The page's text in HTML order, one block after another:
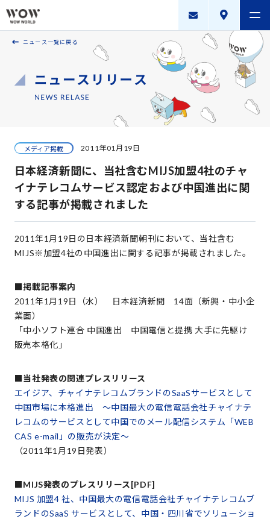
会社案内
採用案内
WOW WORLD GROUP
サイトマップ
ニュース一覧に戻る
メディア掲載 2011年01月19日
日本経済新聞に、当社含むMIJS加盟4社のチャ
イナテレコムサービス認定および中国進出に関
する記事が掲載されました
2011年1月19日の日本経済新聞朝刊において、当社含む
MIJS※加盟4社の中国進出に関する記事が掲載されました。
■掲載記事案内
2011年1月19日（水） 日本経済新聞 14面（新興・中小企
業面）
「中小ソフト連合 中国進出 中国電信と提携 大手に先駆け
販売本格化」
■当社発表の関連プレスリリース
エイジア、チャイナテレコムブランドのSaaSサービスとして
中国市場に本格進出 ～中国最大の電信電話会社チャイナテ
レコムのサービスとして中国でのメール配信システム「WEB
CAS e-mail」の販売が決定～
（2011年1月19日発表）
■MIJS発表のプレスリリース[PDF]
MIJS 加盟4 社、中国最大の電信電話会社チャイナテレコムブ
ランドのSaaS サービスとして、中国・四川省でソリューショ